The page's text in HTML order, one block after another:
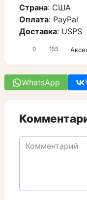
Страна: США
Оплата: PayPal
Доставка: USPS
0 155
WhatsApp